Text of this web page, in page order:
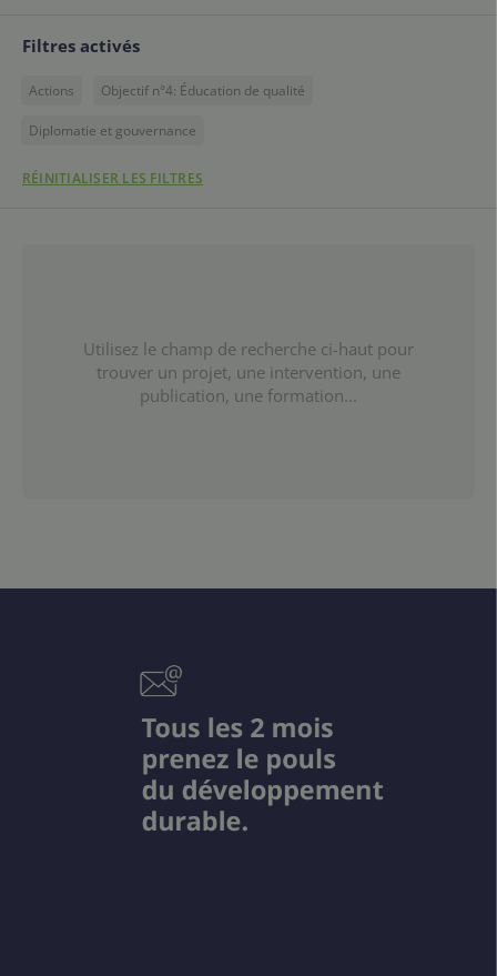
Filtres activés
Actions Objectif n°4: Éducation de qualité
Diplomatie et gouvernance
RÉINITIALISER LES FILTRES
Utilisez le champ de recherche ci-haut pour
trouver un projet, une intervention, une
publication, une formation...